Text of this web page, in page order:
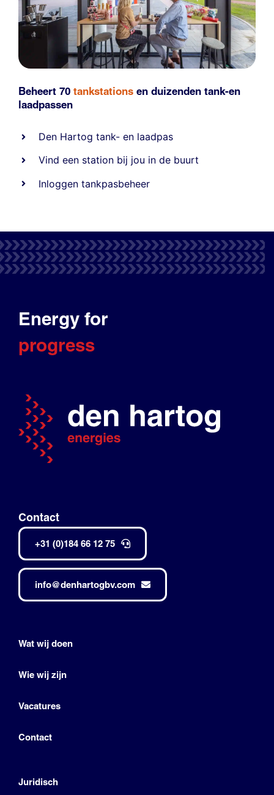
Beheert 70 tankstations en duizenden tank-en
laadpassen
Den Hartog tank- en laadpas
Vind een station bij jou in de buurt
Inloggen tankpasbeheer
Energy for
progress
Contact
+31 (0)184 66 12 75
info@denhartogbv.com
Wat wij doen
Wie wij zijn
Vacatures
Contact
Juridisch